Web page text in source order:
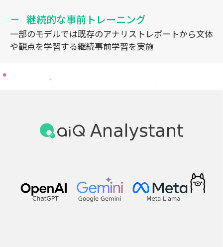
継続的な事前トレーニング
一部のモデルでは既存のアナリストレポートから文体
や観点を学習する継続事前学習を実施